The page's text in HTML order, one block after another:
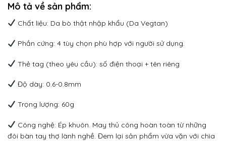
Mô tả về sản phẩm:
Chất liệu: Da bò thật nhập khẩu (Da Vegtan)
Phần cứng: 4 tùy chọn phù hợp với người sử dụng.
Thẻ tag (theo yêu cầu): số điện thoại + tên riêng
Độ dày: 0.6-0.8mm
Trọng lượng: 60g
Công nghệ: Ép khuôn. May thủ công hoàn toàn từ những
đôi bàn tay thợ lành nghề. Đem lại sản phẩm vừa vặn với chìa